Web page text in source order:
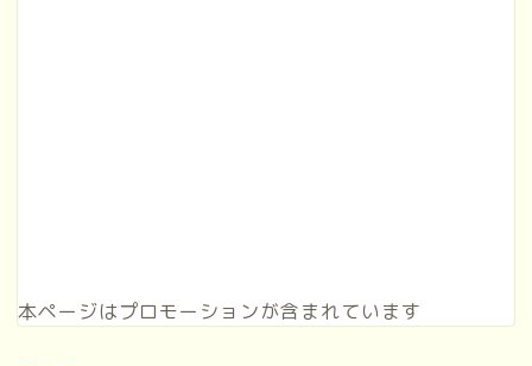
本ページはプロモーションが含まれています